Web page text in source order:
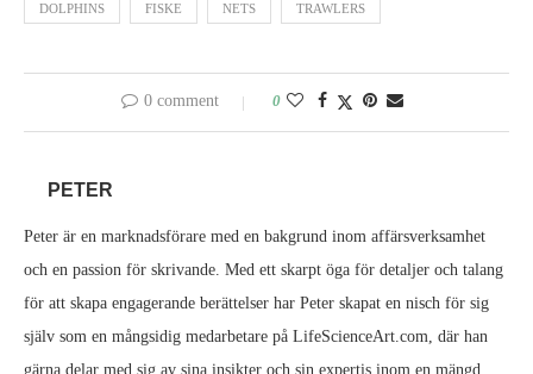
DOLPHINS FISKE NETS TRAWLERS
0 comment 0
PETER
Peter är en marknadsförare med en bakgrund inom affärsverksamhet
och en passion för skrivande. Med ett skarpt öga för detaljer och talang
för att skapa engagerande berättelser har Peter skapat en nisch för sig
själv som en mångsidig medarbetare på LifeScienceArt.com, där han
gärna delar med sig av sina insikter och sin expertis inom en mängd